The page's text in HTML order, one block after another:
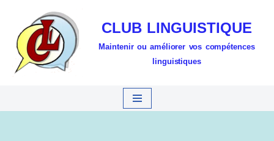
Aller
au
contenu
CLUB LINGUISTIQUE
Maintenir ou améliorer vos compétences
linguistiques